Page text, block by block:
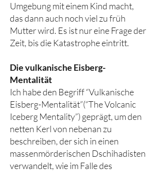
Umgebung mit einem Kind macht,
das dann auch noch viel zu früh
Mutter wird. Es ist nur eine Frage der
Zeit, bis die Katastrophe eintritt.
Die vulkanische Eisberg-
Mentalität
Ich habe den Begriff “Vulkanische
Eisberg-Mentalität”(“The Volcanic
Iceberg Mentality”) geprägt, um den
netten Kerl von nebenan zu
beschreiben, der sich in einen
massenmörderischen Dschihadisten
verwandelt, wie im Falle des